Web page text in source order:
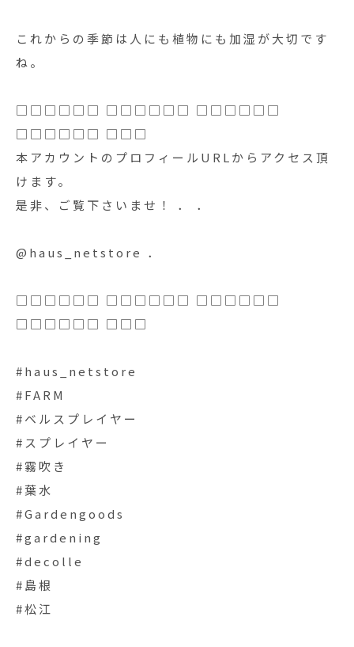
これからの季節は人にも植物にも加湿が大切です
ね。
□□□□□□ □□□□□□ □□□□□□
□□□□□□ □□□
本アカウントのプロフィールURLからアクセス頂
けます。
是非、ご覧下さいませ！ ． ．
@haus_netstore ．
□□□□□□ □□□□□□ □□□□□□
□□□□□□ □□□
#haus_netstore
#FARM
#ベルスプレイヤー
#スプレイヤー
#霧吹き
#葉水
#Gardengoods
#gardening
#decolle
#島根
#松江